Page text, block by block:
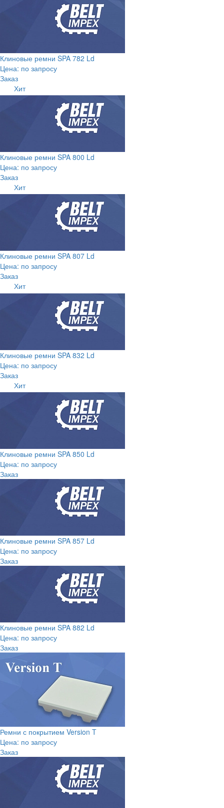
Клиновые ремни SPA 782 Ld
Цена: по запросу
Заказ
Хит
Клиновые ремни SPA 800 Ld
Цена: по запросу
Заказ
Хит
Клиновые ремни SPA 807 Ld
Цена: по запросу
Заказ
Хит
Клиновые ремни SPA 832 Ld
Цена: по запросу
Заказ
Хит
Клиновые ремни SPA 850 Ld
Цена: по запросу
Заказ
Клиновые ремни SPA 857 Ld
Цена: по запросу
Заказ
Клиновые ремни SPA 882 Ld
Цена: по запросу
Заказ
Ремни с покрытием Version T
Цена: по запросу
Заказ